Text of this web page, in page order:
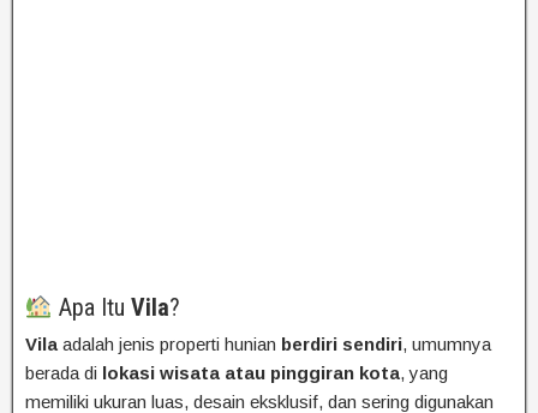
Apa Itu Vila?
Vila adalah jenis properti hunian berdiri sendiri, umumnya
berada di lokasi wisata atau pinggiran kota, yang
memiliki ukuran luas, desain eksklusif, dan sering digunakan